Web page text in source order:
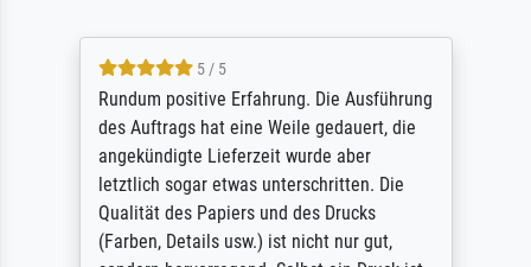
5 / 5
Rundum positive Erfahrung. Die Ausführung
des Auftrags hat eine Weile gedauert, die
angekündigte Lieferzeit wurde aber
letztlich sogar etwas unterschritten. Die
Qualität des Papiers und des Drucks
(Farben, Details usw.) ist nicht nur gut,